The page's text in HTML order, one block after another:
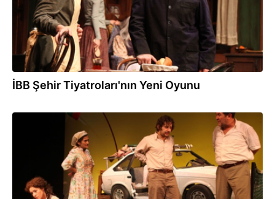
İBB Şehir Tiyatroları'nın Yeni Oyunu